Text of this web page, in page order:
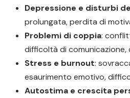
Depressione e disturbi
prolungata, perdita di
Problemi di coppia:
difficoltà di comunicazione,
Stress e burnout:
esaurimento emotivo,
Autostima e crescita